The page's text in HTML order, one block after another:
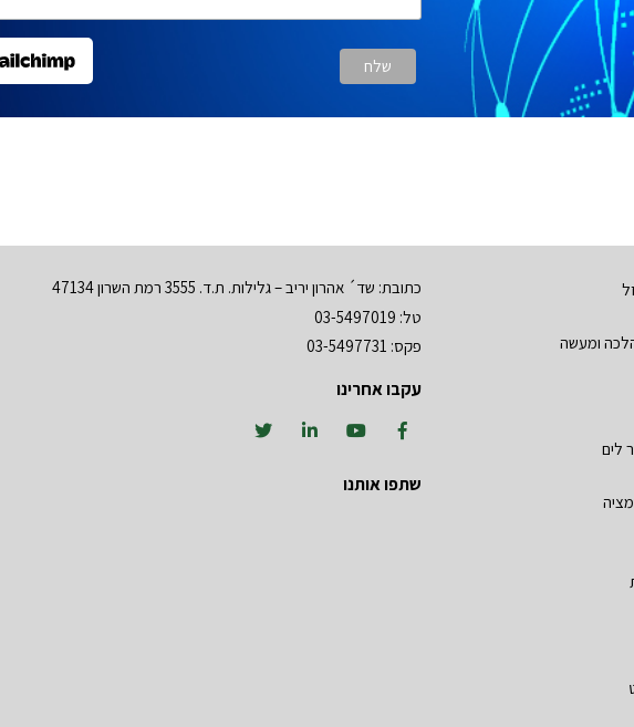
ומעשה
לים
כתובת: שד´ אהרון יריב – גלילות. ת.ד. 3555 רמת השרון 47134
טל: 03-5497019
פקס: 03-5497731
עקבו אחרינו
שתפו אותנו